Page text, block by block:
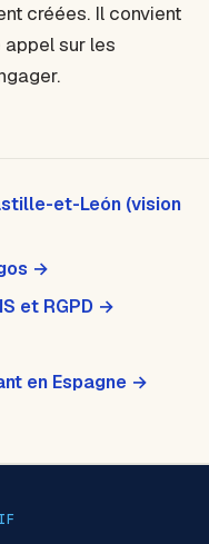
créées. Il convient
sur les
et-León (vision
→
et RGPD →
en Espagne →